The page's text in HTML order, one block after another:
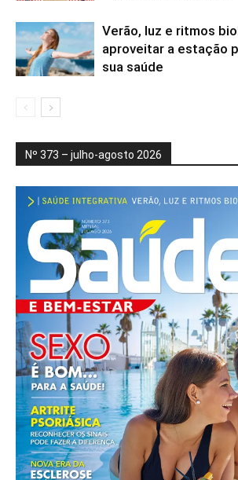
Verão, luz e ritmos
aproveitar a estação
sua saúde
Nº 373 – julho-agosto 2026